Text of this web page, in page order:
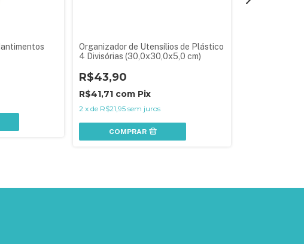
Organizador de Utensílios de Plástico
4 Divisórias (30,0x30,0x5,0 cm)
R$43,90
R$41,71 com Pix
2 x de R$21,95 sem juros
COMPRAR